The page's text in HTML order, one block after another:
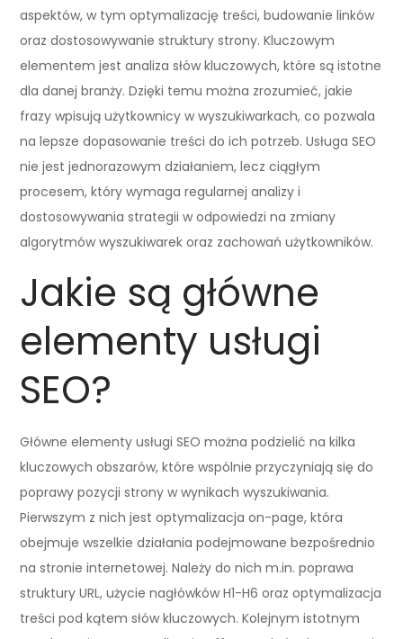
aspektów, w tym optymalizację treści, budowanie linków
oraz dostosowywanie struktury strony. Kluczowym
elementem jest analiza słów kluczowych, które są istotne
dla danej branży. Dzięki temu można zrozumieć, jakie
frazy wpisują użytkownicy w wyszukiwarkach, co pozwala
na lepsze dopasowanie treści do ich potrzeb. Usługa SEO
nie jest jednorazowym działaniem, lecz ciągłym
procesem, który wymaga regularnej analizy i
dostosowywania strategii w odpowiedzi na zmiany
algorytmów wyszukiwarek oraz zachowań użytkowników.
Jakie są główne
elementy usługi
SEO?
Główne elementy usługi SEO można podzielić na kilka
kluczowych obszarów, które wspólnie przyczyniają się do
poprawy pozycji strony w wynikach wyszukiwania.
Pierwszym z nich jest optymalizacja on-page, która
obejmuje wszelkie działania podejmowane bezpośrednio
na stronie internetowej. Należy do nich m.in. poprawa
struktury URL, użycie nagłówków H1-H6 oraz optymalizacja
treści pod kątem słów kluczowych. Kolejnym istotnym